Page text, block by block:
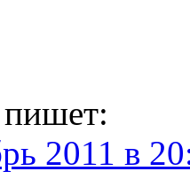
пишет:
2011 в